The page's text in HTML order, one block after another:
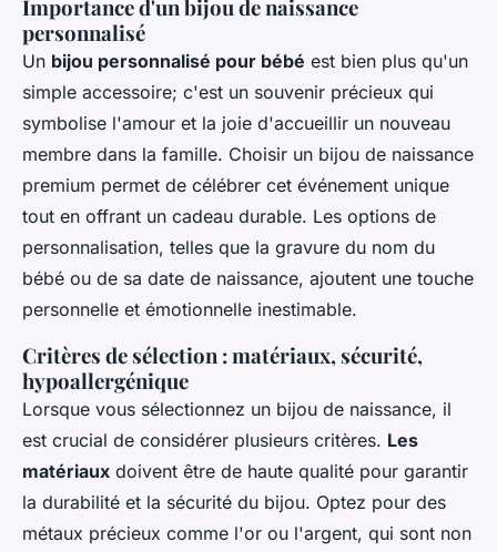
Importance d'un bijou de naissance
personnalisé
Un bijou personnalisé pour bébé est bien plus qu'un
simple accessoire; c'est un souvenir précieux qui
symbolise l'amour et la joie d'accueillir un nouveau
membre dans la famille. Choisir un bijou de naissance
premium permet de célébrer cet événement unique
tout en offrant un cadeau durable. Les options de
personnalisation, telles que la gravure du nom du
bébé ou de sa date de naissance, ajoutent une touche
personnelle et émotionnelle inestimable.
Critères de sélection : matériaux, sécurité,
hypoallergénique
Lorsque vous sélectionnez un bijou de naissance, il
est crucial de considérer plusieurs critères. Les
matériaux doivent être de haute qualité pour garantir
la durabilité et la sécurité du bijou. Optez pour des
métaux précieux comme l'or ou l'argent, qui sont non